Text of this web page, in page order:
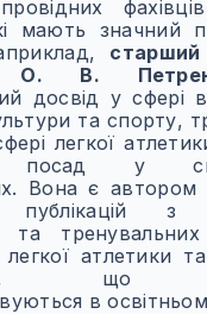
мають значний
О. В.
досвід у сфері
та спорту,
легкої
посад у
Вона є автором
публікацій з
та
атлетики
що
в